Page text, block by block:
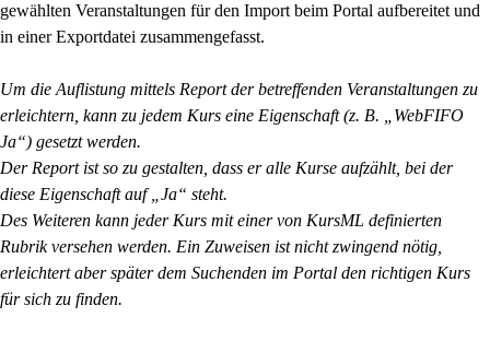
gewählten Veranstaltungen für den Import beim Portal aufbereitet und
in einer Exportdatei zusammengefasst.
Um die Auflistung mittels Report der betreffenden Veranstaltungen zu
erleichtern, kann zu jedem Kurs eine Eigenschaft (z. B. „WebFIFO
Ja“) gesetzt werden.
Der Report ist so zu gestalten, dass er alle Kurse aufzählt, bei der
diese Eigenschaft auf „Ja“ steht.
Des Weiteren kann jeder Kurs mit einer von KursML definierten
Rubrik versehen werden. Ein Zuweisen ist nicht zwingend nötig,
erleichtert aber später dem Suchenden im Portal den richtigen Kurs
für sich zu finden.